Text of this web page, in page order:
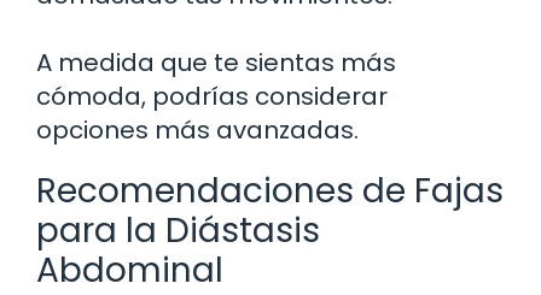
A medida que te sientas más
cómoda, podrías considerar
opciones más avanzadas.
Recomendaciones de Fajas
para la Diástasis
Abdominal